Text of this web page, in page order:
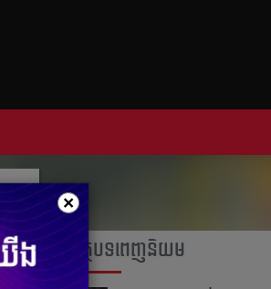
អត្ថបទពេញនិយម
×